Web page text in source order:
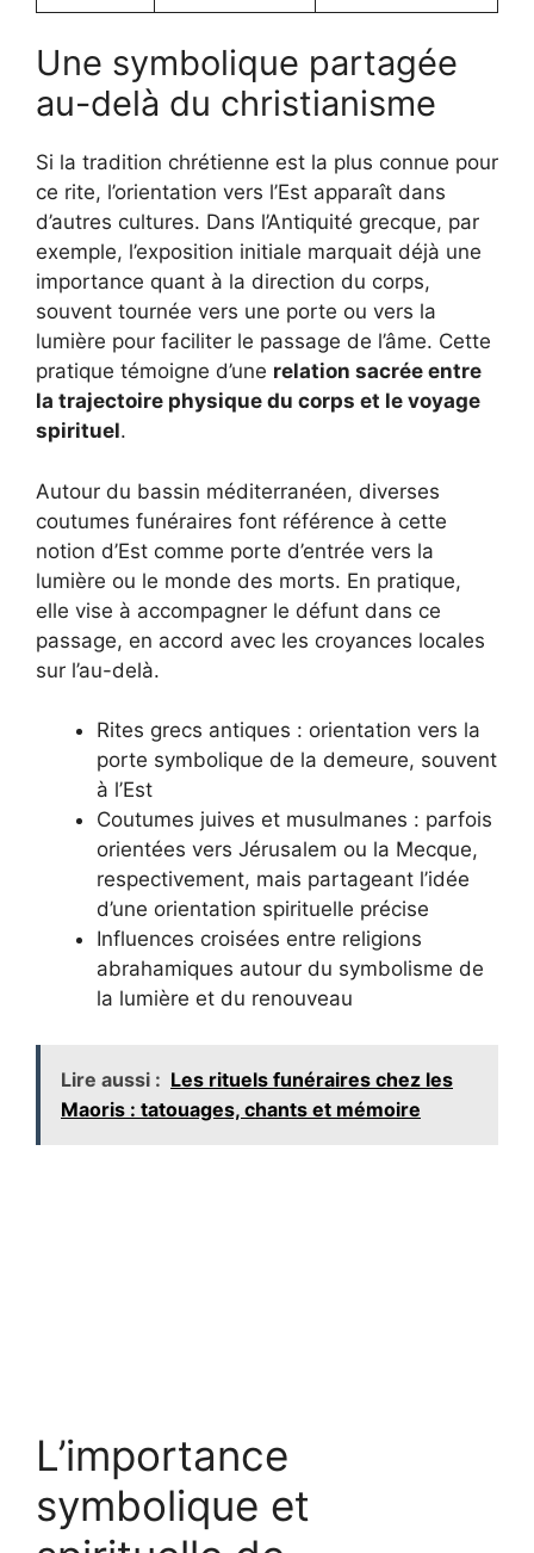
Une symbolique partagée
au-delà du christianisme
Si la tradition chrétienne est la plus connue pour
ce rite, l’orientation vers l’Est apparaît dans
d’autres cultures. Dans l’Antiquité grecque, par
exemple, l’exposition initiale marquait déjà une
importance quant à la direction du corps,
souvent tournée vers une porte ou vers la
lumière pour faciliter le passage de l’âme. Cette
pratique témoigne d’une relation sacrée entre
la trajectoire physique du corps et le voyage
spirituel.
Autour du bassin méditerranéen, diverses
coutumes funéraires font référence à cette
notion d’Est comme porte d’entrée vers la
lumière ou le monde des morts. En pratique,
elle vise à accompagner le défunt dans ce
passage, en accord avec les croyances locales
sur l’au-delà.
Rites grecs antiques : orientation vers la
porte symbolique de la demeure, souvent
à l’Est
Coutumes juives et musulmanes : parfois
orientées vers Jérusalem ou la Mecque,
respectivement, mais partageant l’idée
d’une orientation spirituelle précise
Influences croisées entre religions
abrahamiques autour du symbolisme de
la lumière et du renouveau
Lire aussi : Les rituels funéraires chez les
Maoris : tatouages, chants et mémoire
L’importance
symbolique et